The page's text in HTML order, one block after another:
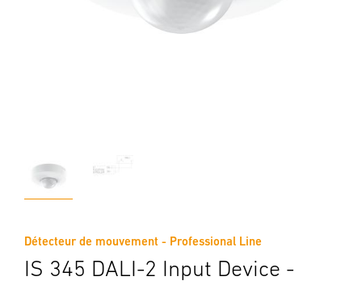
Détecteur de mouvement - Professional Line
IS 345 DALI-2 Input Device -